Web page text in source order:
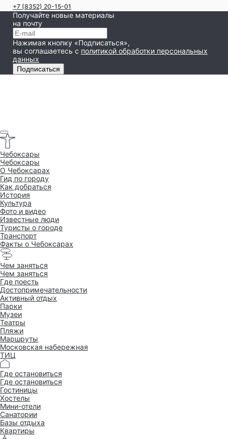
+7 (8352) 20-15-01
Получайте новые материалы
на почту
Нажимая кнопку «Подписаться»,
вы соглашаетесь с политикой обработки персональных
данных
Подписаться
Чебоксары
Чебоксары
O Чебоксарах
Гид по городу
Как добраться
История
Культура
Фото и видео
Известные люди
Туристы о городе
Транспорт
Факты о Чебоксарах
Чем заняться
Чем заняться
Где поесть
Достопримеча­тельности
Активный отдых
Парки
Музеи
Театры
Пляжи
Маршруты
Московская набережная
ТИЦ
Где остановиться
Где остановиться
Гостиницы
Хостелы
Мини-отели
Санатории
Базы отдыха
Квартиры